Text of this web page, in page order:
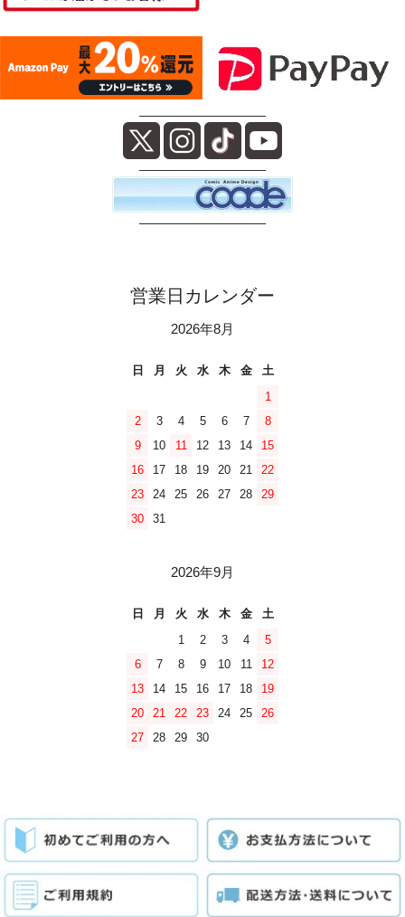
――――――――――
――――――――――
――――――――――
営業日カレンダー
2026年8月
日 月 火 水 木 金
土
1
2
3 4 5 6 7
8
9
10 11 12 13 14
15
16
17 18 19 20 21
22
23
24 25 26 27 28
29
30
31
2026年9月
日 月 火 水 木 金
土
1
2 3 4
5
6
7 8 9 10 11
12
13
14 15 16 17 18
19
20
21 22 23 24 25
26
27
28 29 30